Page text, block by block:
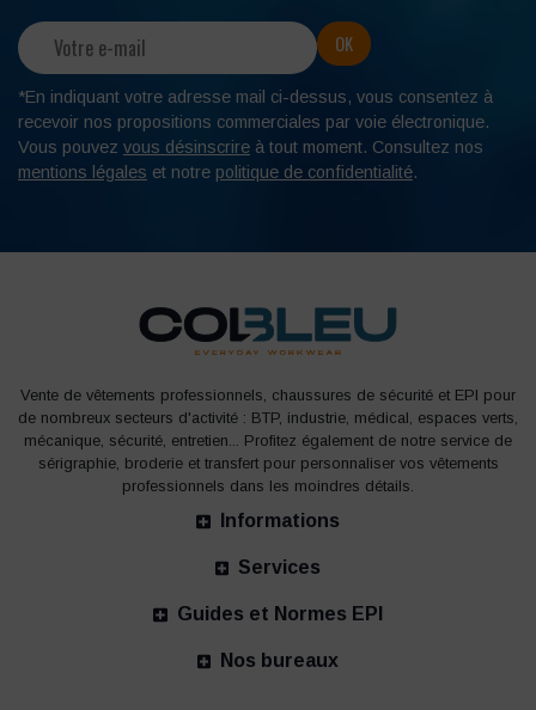
*En indiquant votre adresse mail ci-dessus, vous consentez à
recevoir nos propositions commerciales par voie électronique.
Vous pouvez vous désinscrire à tout moment. Consultez nos
mentions légales et notre politique de confidentialité.
Vente de vêtements professionnels, chaussures de sécurité et EPI pour
de nombreux secteurs d'activité : BTP, industrie, médical, espaces verts,
mécanique, sécurité, entretien... Profitez également de notre service de
sérigraphie, broderie et transfert pour personnaliser vos vêtements
professionnels dans les moindres détails.
Informations
Services
Guides et Normes EPI
Nos bureaux